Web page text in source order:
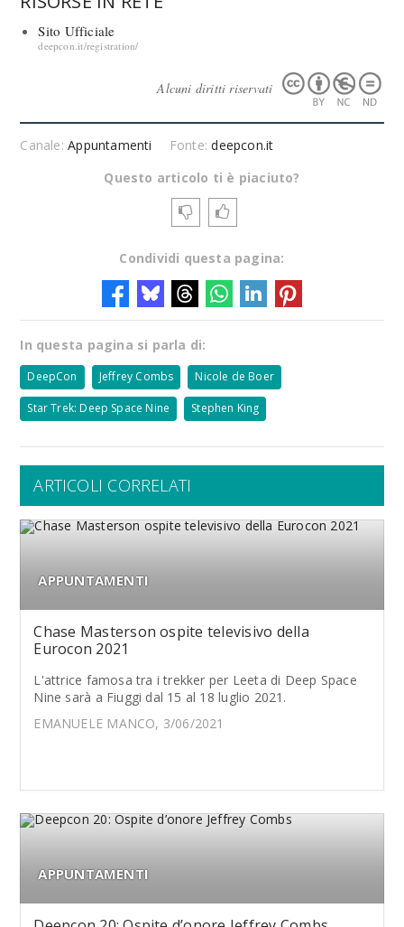
Sito Ufficiale
deepcon.it/registration/
Alcuni diritti riservati
Canale:Appuntamenti Fonte:deepcon.it
Questo articolo ti è piaciuto?
Condividi questa pagina:
In questa pagina si parla di:
DeepCon Jeffrey Combs Nicole de Boer
Star Trek: Deep Space Nine Stephen King
ARTICOLI CORRELATI
APPUNTAMENTI
Chase Masterson ospite televisivo della
Eurocon 2021
L'attrice famosa tra i trekker per Leeta di Deep Space
Nine sarà a Fiuggi dal 15 al 18 luglio 2021.
EMANUELE MANCO, 3/06/2021
APPUNTAMENTI